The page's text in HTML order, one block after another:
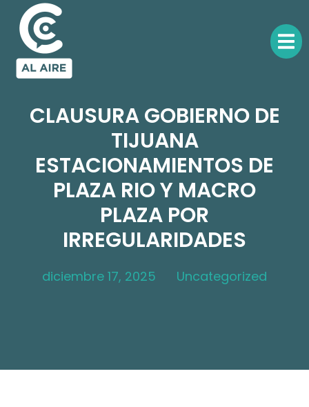
CLAUSURA GOBIERNO DE
TIJUANA
ESTACIONAMIENTOS DE
PLAZA RIO Y MACRO
PLAZA POR
IRREGULARIDADES
diciembre 17, 2025 Uncategorized